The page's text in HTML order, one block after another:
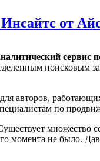
от
сервис
поисковым
авторов,
по
множество
момента не было.